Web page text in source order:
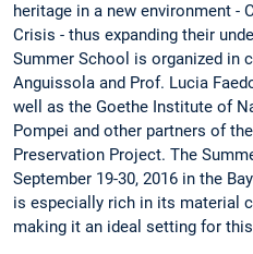
heritage in a new environment -
Crisis - thus expanding their
Summer School is organized in
Anguissola and Prof. Lucia
well as the Goethe Institute of
Pompei and other partners of
Preservation Project. The
September 19-30, 2016 in the
is especially rich in its material
making it an ideal setting for